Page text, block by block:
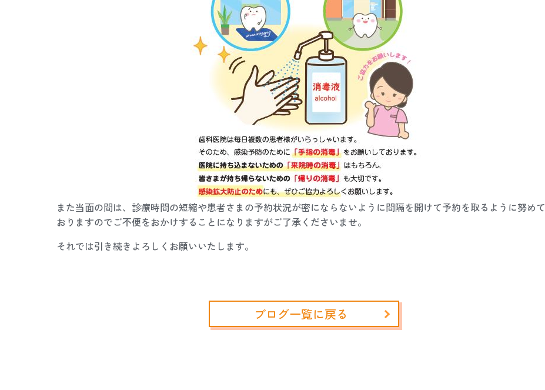
また当面の間は、診療時間の短縮や患者さまの予約状況が密にならないように間隔を開けて予約を取るように努めて
おりますのでご不便をおかけすることになりますがご了承くださいませ。
それでは引き続きよろしくお願いいたします。
ブログ一覧に戻る